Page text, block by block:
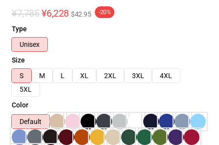
¥7,785 ¥6,228 $42.95 -20%
Type
Unisex
Size
S
M L XL 2XL 3XL
4XL
5XL
Color
Default